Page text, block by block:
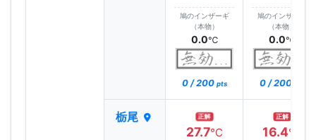
鳩のインザーギ
（本物）
0.0℃
0 / 200 pts
鳩のインザーギ
（本物）
0.0℃
0 / 200
栃尾 正解
27.7℃
正解
16.4℃